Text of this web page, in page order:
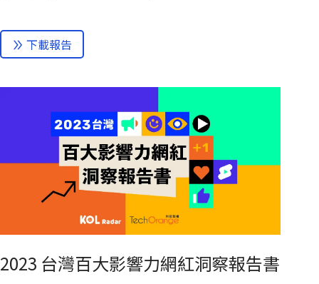
下載報告
2023 台灣百大影響力網紅洞察報告書